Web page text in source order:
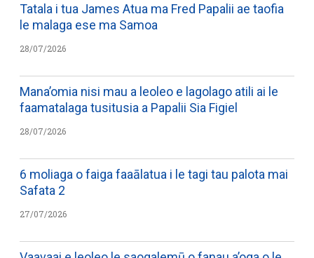
Tatala i tua James Atua ma Fred Papalii ae taofia
le malaga ese ma Samoa
28/07/2026
Mana’omia nisi mau a leoleo e lagolago atili ai le
faamatalaga tusitusia a Papalii Sia Figiel
28/07/2026
6 moliaga o faiga faaālatua i le tagi tau palota mai
Safata 2
27/07/2026